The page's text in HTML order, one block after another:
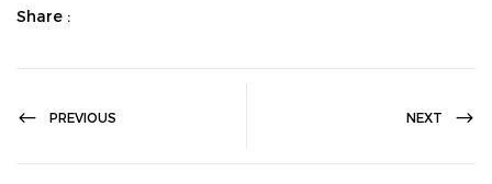
Share :
PREVIOUS NEXT